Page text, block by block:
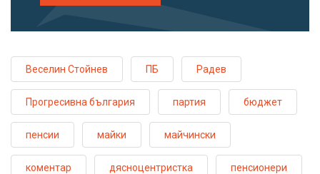
Веселин Стойнев ПБ Радев
Прогресивна българия партия бюджет
пенсии майки майчински
коментар дясноцентристка пенсионери